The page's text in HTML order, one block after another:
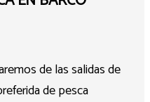
de las salidas de
de pesca